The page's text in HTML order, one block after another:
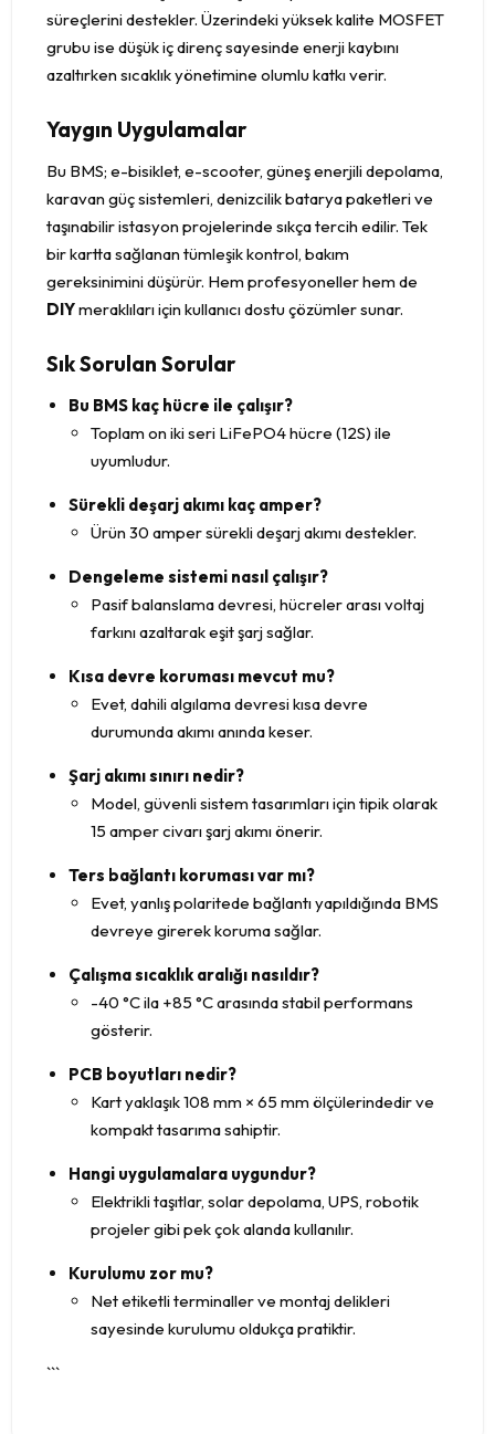
süreçlerini destekler. Üzerindeki yüksek kalite MOSFET
grubu ise düşük iç direnç sayesinde enerji kaybını
azaltırken sıcaklık yönetimine olumlu katkı verir.
Yaygın Uygulamalar
Bu BMS; e-bisiklet, e-scooter, güneş enerjili depolama,
karavan güç sistemleri, denizcilik batarya paketleri ve
taşınabilir istasyon projelerinde sıkça tercih edilir. Tek
bir kartta sağlanan tümleşik kontrol, bakım
gereksinimini düşürür. Hem profesyoneller hem de
DIYmeraklıları için kullanıcı dostu çözümler sunar.
Sık Sorulan Sorular
Bu BMS kaç hücre ile çalışır?
Toplam on iki seri LiFePO4 hücre (12S) ile
uyumludur.
Sürekli deşarj akımı kaç amper?
Ürün 30 amper sürekli deşarj akımı destekler.
Dengeleme sistemi nasıl çalışır?
Pasif balanslama devresi, hücreler arası voltaj
farkını azaltarak eşit şarj sağlar.
Kısa devre koruması mevcut mu?
Evet, dahili algılama devresi kısa devre
durumunda akımı anında keser.
Şarj akımı sınırı nedir?
Model, güvenli sistem tasarımları için tipik olarak
15 amper civarı şarj akımı önerir.
Ters bağlantı koruması var mı?
Evet, yanlış polaritede bağlantı yapıldığında BMS
devreye girerek koruma sağlar.
Çalışma sıcaklık aralığı nasıldır?
-40 °C ila +85 °C arasında stabil performans
gösterir.
PCB boyutları nedir?
Kart yaklaşık 108 mm × 65 mm ölçülerindedir ve
kompakt tasarıma sahiptir.
Hangi uygulamalara uygundur?
Elektrikli taşıtlar, solar depolama, UPS, robotik
projeler gibi pek çok alanda kullanılır.
Kurulumu zor mu?
Net etiketli terminaller ve montaj delikleri
sayesinde kurulumu oldukça pratiktir.
```